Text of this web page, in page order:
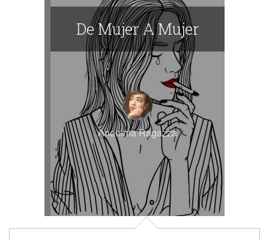
De Mujer A Mujer
Anonima Ragazza